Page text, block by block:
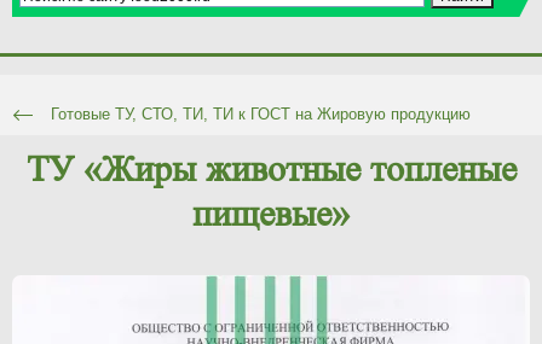
Готовые ТУ, СТО, ТИ, ТИ к ГОСТ на Жировую продукцию
ТУ «Жиры животные топленые
пищевые»